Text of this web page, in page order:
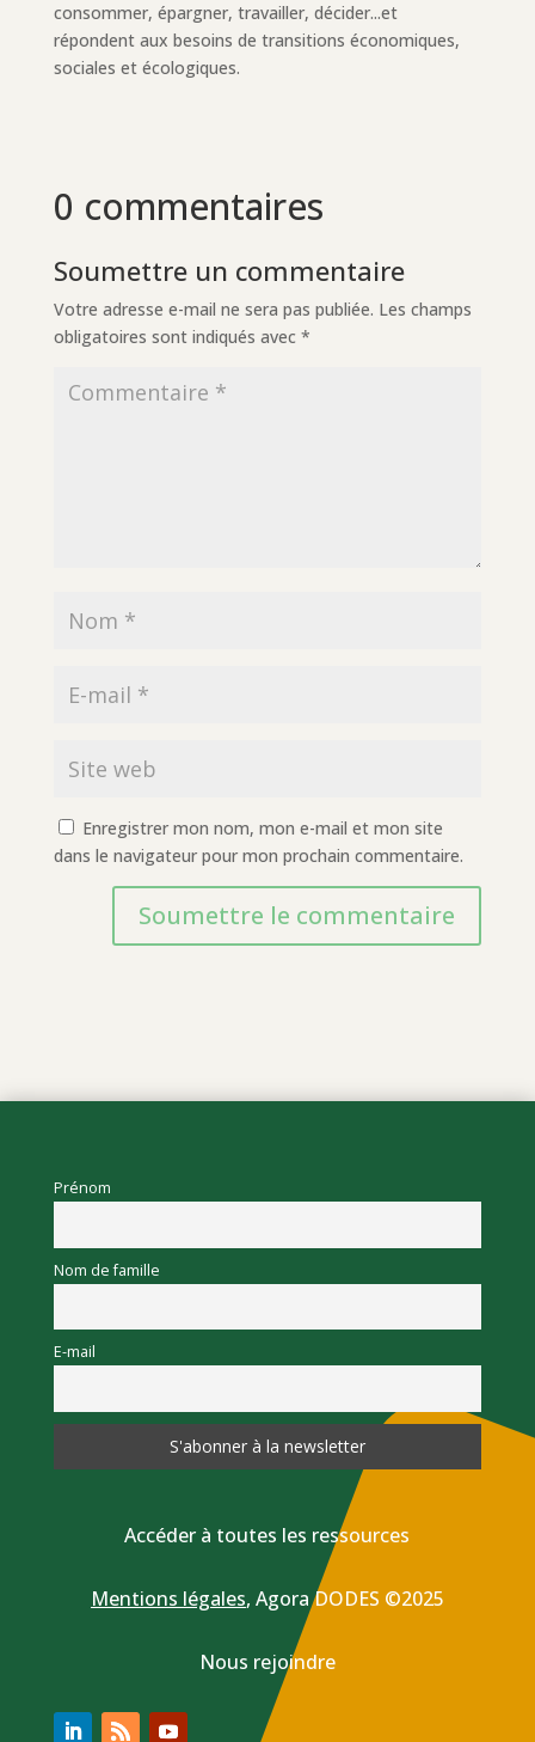
consommer, épargner, travailler, décider...et
répondent aux besoins de transitions économiques,
sociales et écologiques.
0 commentaires
Soumettre un commentaire
Votre adresse e-mail ne sera pas publiée. Les champs
obligatoires sont indiqués avec *
Enregistrer mon nom, mon e-mail et mon site
dans le navigateur pour mon prochain commentaire.
Soumettre le commentaire
Prénom
Nom de famille
E-mail
Accéder à toutes les ressources
Mentions légales, Agora DODES ©2025
Nous rejoindre